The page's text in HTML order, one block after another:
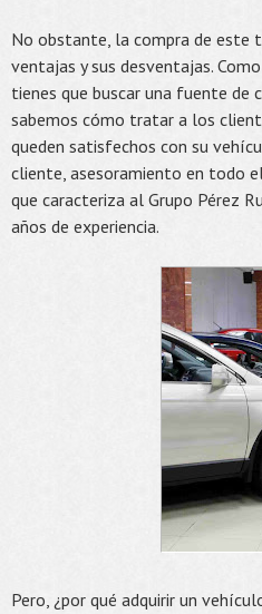
No obstante, la compra de este
ventajas y sus desventajas.
tienes que buscar una fuente de
sabemos cómo tratar a los
queden satisfechos con su
cliente, asesoramiento en todo
que caracteriza al Grupo Pérez
años de experiencia.
Pero, ¿por qué adquirir un